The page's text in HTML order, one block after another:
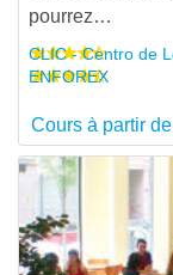
pourrez…
CLIC - Centro de
ENFOREX
Cours à partir